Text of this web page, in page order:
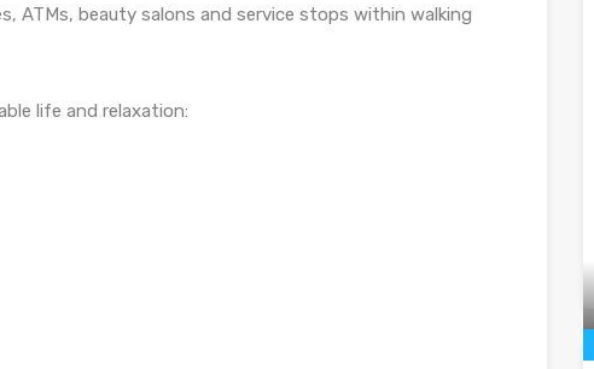
ATMs, beauty salons and service stops within walking
life and relaxation: